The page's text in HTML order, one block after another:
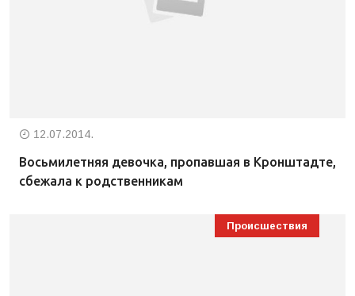
12.07.2014.
Восьмилетняя девочка, пропавшая в Кронштадте,
сбежала к родственникам
Происшествия